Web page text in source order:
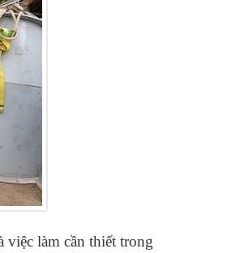
việc làm cần thiết trong